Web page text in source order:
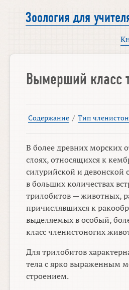
Зоология для
Вымерший класс
Содержание / Тип
В более древних морских
слоях, относящихся к
силурийской и девонской
в больших количествах
трилобитов — животных,
причислявшихся к
выделяемых в особый,
класс членистоногих
Для трилобитов
тела с ярко выраженным
строением.